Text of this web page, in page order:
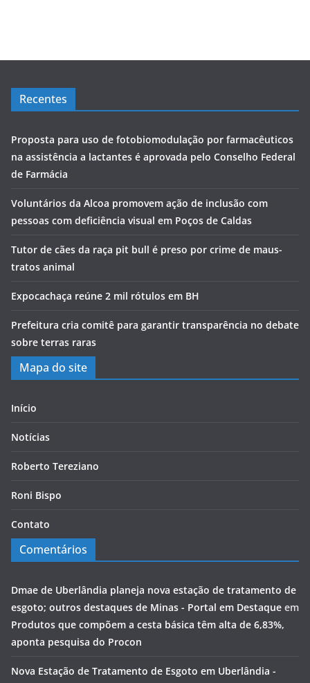
Recentes
Proposta para uso de fotobiomodulação por farmacêuticos
na assistência a lactantes é aprovada pelo Conselho Federal
de Farmácia
Voluntários da Alcoa promovem ação de inclusão com
pessoas com deficiência visual em Poços de Caldas
Tutor de cães da raça pit bull é preso por crime de maus-
tratos animal
Expocachaça reúne 2 mil rótulos em BH
Prefeitura cria comitê para garantir transparência no debate
sobre terras raras
Mapa do site
Início
Notícias
Roberto Tereziano
Roni Bispo
Contato
Comentários
Dmae de Uberlândia planeja nova estação de tratamento de
esgoto; outros destaques de Minas - Portal em Destaque em
Produtos que compõem a cesta básica têm alta de 6,83%,
aponta pesquisa do Procon
Nova Estação de Tratamento de Esgoto em Uberlândia -